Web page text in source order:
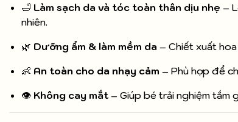
🛁 Làm sạch da và tóc toàn thân dịu nhẹ –
nhiên.
🌿 Dưỡng ẩm & làm mềm da – Chiết xuất hoa
👶 An toàn cho da nhạy cảm – Phù hợp để
👁️ Không cay mắt– Giúp bé trải nghiệm tắm